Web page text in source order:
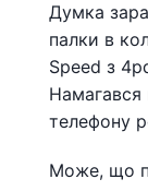
Думка
палки в
Speed ​​з
Намагався
телефону
Може, що